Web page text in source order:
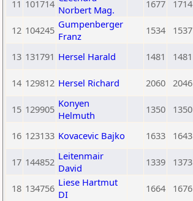
11 101714 Norbert Mag.
1677 1714
12 104245 Gumpenberger
Franz
1534 1537
13 131791 Hersel Harald 1481 1481
14 129812 Hersel Richard 2060 2046
15 129905 Konyen
Helmuth
1350 1350
16 123133 Kovacevic Bajko 1633 1643
17 144852 Leitenmair
David
1339 1373
18 134756 Liese Hartmut
DI
1664 1676